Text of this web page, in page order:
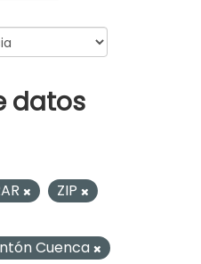
datos
ZIP
Cuenca